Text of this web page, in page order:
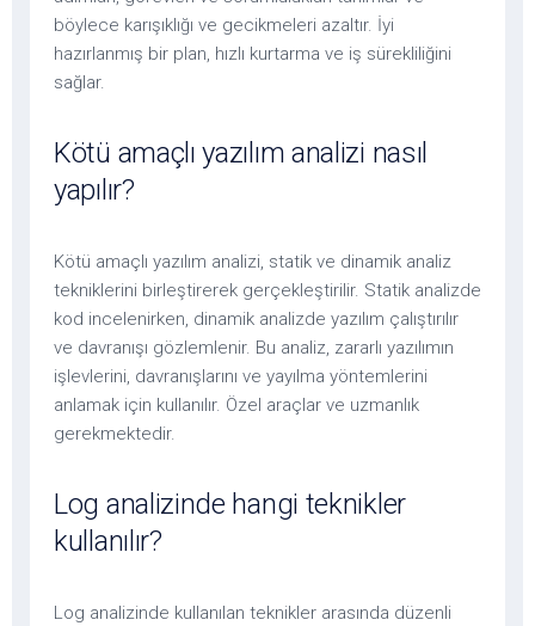
böylece karışıklığı ve gecikmeleri azaltır. İyi
hazırlanmış bir plan, hızlı kurtarma ve iş sürekliliğini
sağlar.
Kötü amaçlı yazılım analizi nasıl
yapılır?
Kötü amaçlı yazılım analizi, statik ve dinamik analiz
tekniklerini birleştirerek gerçekleştirilir. Statik analizde
kod incelenirken, dinamik analizde yazılım çalıştırılır
ve davranışı gözlemlenir. Bu analiz, zararlı yazılımın
işlevlerini, davranışlarını ve yayılma yöntemlerini
anlamak için kullanılır. Özel araçlar ve uzmanlık
gerekmektedir.
Log analizinde hangi teknikler
kullanılır?
Log analizinde kullanılan teknikler arasında düzenli